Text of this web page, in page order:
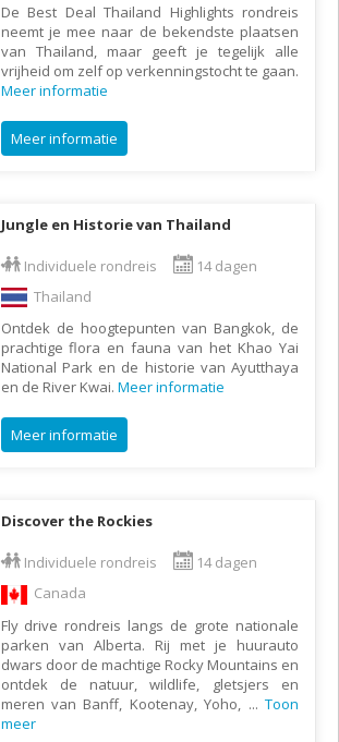
De Best Deal Thailand Highlights rondreis
neemt je mee naar de bekendste plaatsen
van Thailand, maar geeft je tegelijk alle
vrijheid om zelf op verkenningstocht te gaan.
Meer informatie
Meer informatie
Jungle en Historie van Thailand
Individuele rondreis
14 dagen
Thailand
Ontdek de hoogtepunten van Bangkok, de
prachtige flora en fauna van het Khao Yai
National Park en de historie van Ayutthaya
en de River Kwai. Meer informatie
Meer informatie
Discover the Rockies
Individuele rondreis
14 dagen
Canada
Fly drive rondreis langs de grote nationale
parken van Alberta. Rij met je huurauto
dwars door de machtige Rocky Mountains en
ontdek de natuur, wildlife, gletsjers en
meren van Banff, Kootenay, Yoho, ... Toon
meer